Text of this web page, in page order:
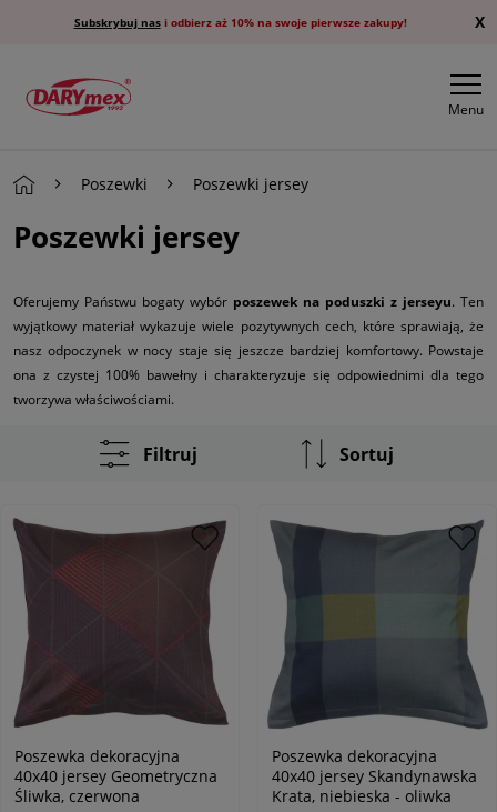
Subskrybuj nasi odbierz aż 10% na swoje pierwsze zakupy! X
Menu
Poszewki Poszewki jersey
Poszewki jersey
Oferujemy Państwu bogaty wybór poszewek na poduszki z jerseyu. Ten
wyjątkowy materiał wykazuje wiele pozytywnych cech, które sprawiają, że
nasz odpoczynek w nocy staje się jeszcze bardziej komfortowy. Powstaje
ona z czystej 100% bawełny i charakteryzuje się odpowiednimi dla tego
tworzywa właściwościami.
Filtruj Sortuj
Poszewka dekoracyjna
40x40 jersey Geometryczna
Śliwka, czerwona
Poszewka dekoracyjna
40x40 jersey Skandynawska
Krata, niebieska - oliwka